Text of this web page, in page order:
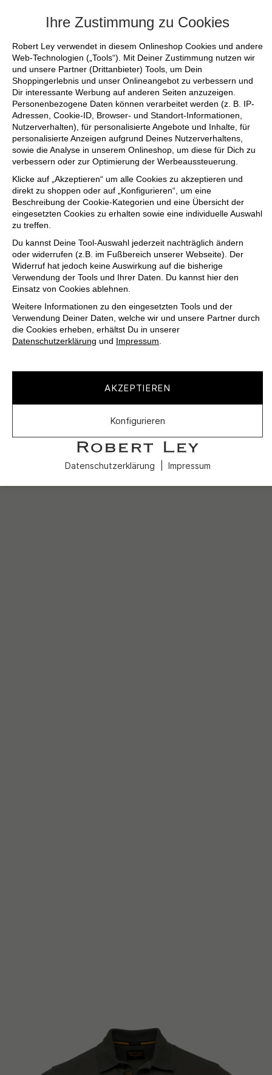
Ihre Zustimmung zu Cookies
Robert Ley verwendet in diesem Onlineshop Cookies und andere
Web-Technologien („Tools“). Mit Deiner Zustimmung nutzen wir
und unsere Partner (Drittanbieter) Tools, um Dein
Shoppingerlebnis und unser Onlineangebot zu verbessern und
Dir interessante Werbung auf anderen Seiten anzuzeigen.
Personenbezogene Daten können verarbeitet werden (z. B. IP-
Adressen, Cookie-ID, Browser- und Standort-Informationen,
Nutzerverhalten), für personalisierte Angebote und Inhalte, für
personalisierte Anzeigen aufgrund Deines Nutzerverhaltens,
sowie die Analyse in unserem Onlineshop, um diese für Dich zu
verbessern oder zur Optimierung der Werbeaussteuerung.
Klicke auf „Akzeptieren“ um alle Cookies zu akzeptieren und
direkt zu shoppen oder auf „Konfigurieren“, um eine
Beschreibung der Cookie-Kategorien und eine Übersicht der
eingesetzten Cookies zu erhalten sowie eine individuelle Auswahl
zu treffen.
Du kannst Deine Tool-Auswahl jederzeit nachträglich ändern
oder widerrufen (z.B. im Fußbereich unserer Webseite). Der
Widerruf hat jedoch keine Auswirkung auf die bisherige
Verwendung der Tools und Ihrer Daten. Du kannst hier den
Einsatz von Cookies ablehnen.
Weitere Informationen zu den eingesetzten Tools und der
Verwendung Deiner Daten, welche wir und unsere Partner durch
die Cookies erheben, erhältst Du in unserer
Datenschutzerklärung und Impressum.
AKZEPTIEREN
Konfigurieren
Datenschutzerklärung Impressum